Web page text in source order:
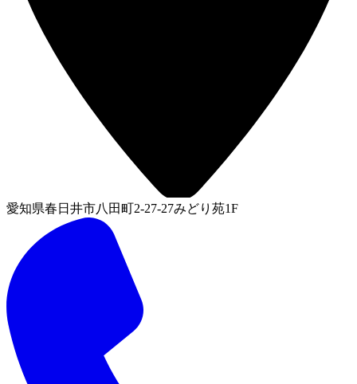
愛知県春日井市八田町2-27-27みどり苑1F